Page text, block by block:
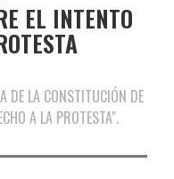
EL INTENTO
DE LA CONSTITUCIÓN DE
A LA PROTESTA".